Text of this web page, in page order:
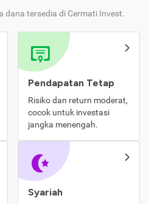
dana tersedia di Cermati Invest.
Pendapatan Tetap
Risiko dan return moderat,
cocok untuk investasi
jangka menengah.
Syariah